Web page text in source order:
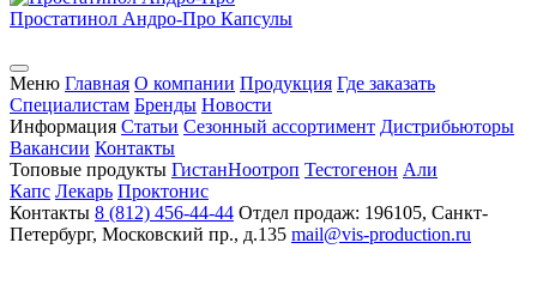
Простатинол Андро-Про Капсулы
Меню Главная О компании Продукция Где заказать
Специалистам Бренды Новости
Информация Статьи Сезонный ассортимент Дистрибьюторы
Вакансии Контакты
Топовые продукты ГистанНоотроп Тестогенон Али
Капс Лекарь Проктонис
Контакты 8 (812) 456-44-44 Отдел продаж: 196105, Санкт-
Петербург, Московский пр., д.135 mail@vis-production.ru